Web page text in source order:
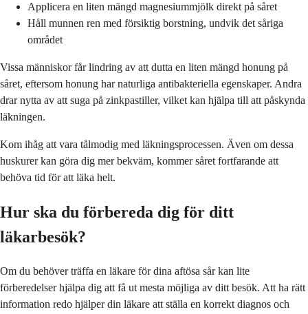
Applicera en liten mängd magnesiummjölk direkt på såret
Håll munnen ren med försiktig borstning, undvik det såriga
området
Vissa människor får lindring av att dutta en liten mängd honung på
såret, eftersom honung har naturliga antibakteriella egenskaper. Andra
drar nytta av att suga på zinkpastiller, vilket kan hjälpa till att påskynda
läkningen.
Kom ihåg att vara tålmodig med läkningsprocessen. Även om dessa
huskurer kan göra dig mer bekväm, kommer såret fortfarande att
behöva tid för att läka helt.
Hur ska du förbereda dig för ditt
läkarbesök?
Om du behöver träffa en läkare för dina aftösa sår kan lite
förberedelser hjälpa dig att få ut mesta möjliga av ditt besök. Att ha rätt
information redo hjälper din läkare att ställa en korrekt diagnos och